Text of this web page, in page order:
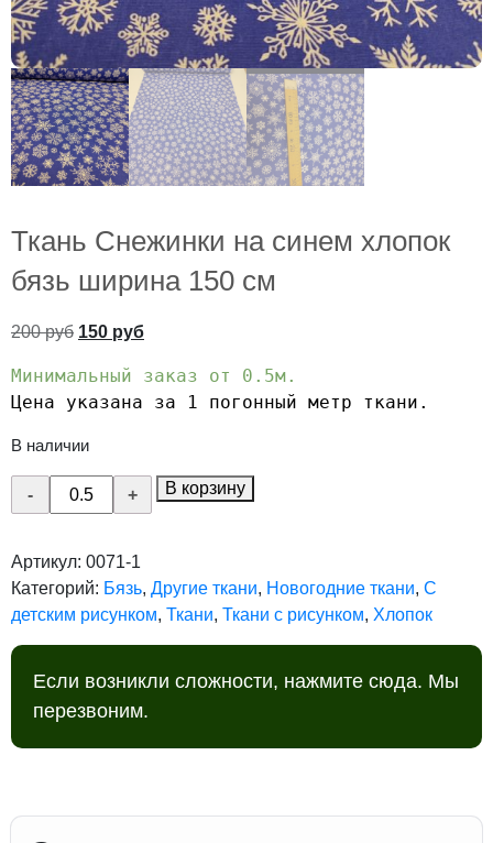
Ткань Снежинки на синем хлопок
бязь ширина 150 см
200руб 150 руб
Минимальный заказ от 0.5м.
Цена указана за 1 погонный метр ткани.
В наличии
Количество
товара
Снежинки
на
синем
хлопок
бязь
см
В корзину
Артикул: 0071-1
Категорий: Бязь, Другие ткани, Новогодние ткани, С
детским рисунком, Ткани, Ткани с рисунком, Хлопок
Если возникли сложности, нажмите сюда. Мы
перезвоним.